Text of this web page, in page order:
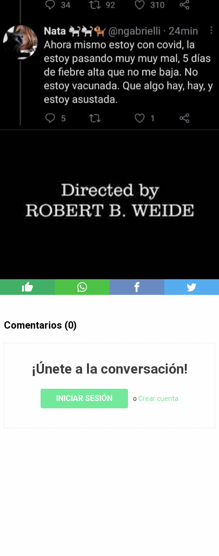
Comentarios (0)
¡Únete a la conversación!
INICIAR SESIÓN o Crear cuenta